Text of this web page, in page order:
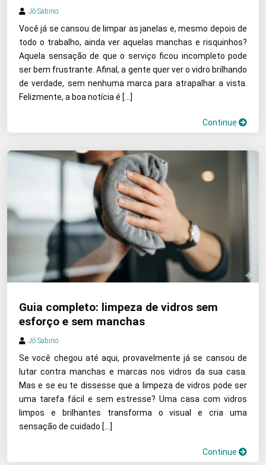
Jô Sabino
Você já se cansou de limpar as janelas e, mesmo depois de
todo o trabalho, ainda ver aquelas manchas e risquinhos?
Aquela sensação de que o serviço ficou incompleto pode
ser bem frustrante. Afinal, a gente quer ver o vidro brilhando
de verdade, sem nenhuma marca para atrapalhar a vista.
Felizmente, a boa notícia é […]
Continue
Guia completo: limpeza de vidros sem
esforço e sem manchas
Jô Sabino
Se você chegou até aqui, provavelmente já se cansou de
lutar contra manchas e marcas nos vidros da sua casa.
Mas e se eu te dissesse que a limpeza de vidros pode ser
uma tarefa fácil e sem estresse? Uma casa com vidros
limpos e brilhantes transforma o visual e cria uma
sensação de cuidado […]
Continue